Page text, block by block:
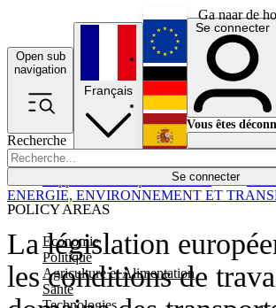
Ga naar de
Open sub
navigation
Recherche
Se connecter
POLICY AREAS
Economie
Politique
Agriculture et Alimentation
Santé
Technologies
Économie
Français
English
Deutsch
Español
Se connecter
Vous êtes
La législation
les conditions de
ENERGIE, ENVIRONNEMENT ET